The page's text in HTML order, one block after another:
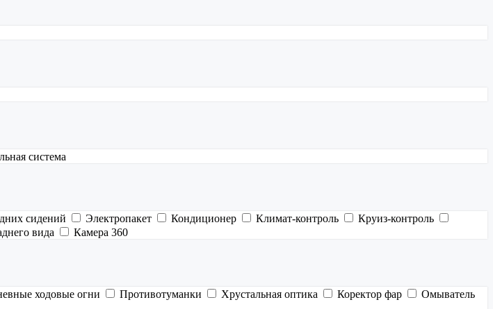
система
сидений Электропакет Кондиционер Климат-контроль
Круиз-контроль
вида
Камера 360
ходовые огни Противотуманки Хрустальная оптика Коректор фар
Омыватель